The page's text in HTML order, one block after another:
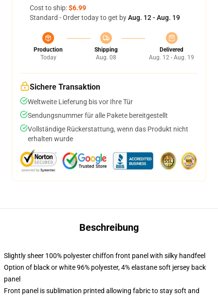
Cost to ship:$6.99
Standard - Order today to get byAug. 12 - Aug. 19
Production
Today
Shipping
Aug. 08
Delivered
Aug. 12 - Aug. 19
Sichere Transaktion
Weltweite Lieferung bis vor Ihre Tür
Sendungsnummer für alle Pakete bereitgestellt
Vollständige Rückerstattung, wenn das Produkt nicht
erhalten wurde
Beschreibung
Slightly sheer 100% polyester chiffon front panel with silky handfeel
Option of black or white 96% polyester, 4% elastane soft jersey back
panel
Front panel is sublimation printed allowing fabric to stay soft and